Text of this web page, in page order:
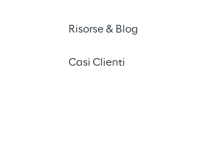
Risorse & Blog
Casi Clienti